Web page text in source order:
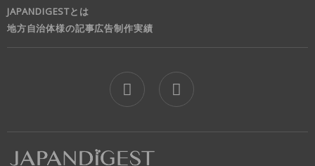
JAPANDIGESTとは
地方自治体様の記事広告制作実績